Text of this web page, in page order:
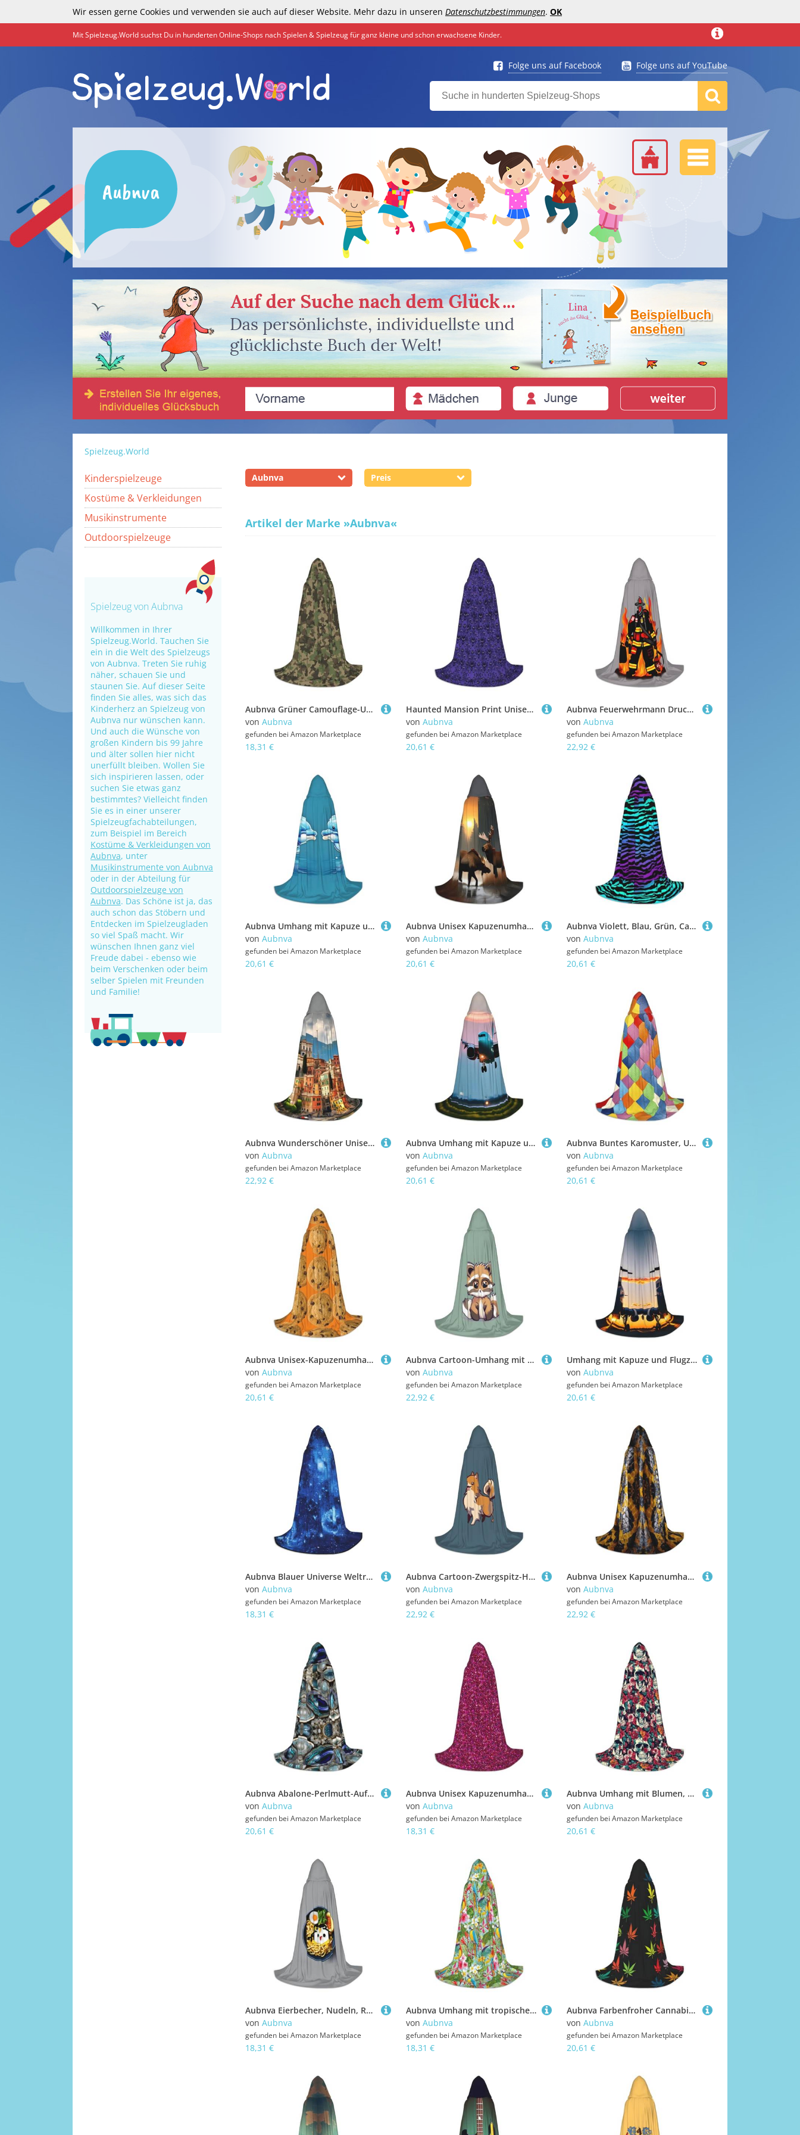
Wir essen gerne Cookies und verwenden sie auch auf dieser Website. Mehr dazu in unseren Datenschutzbestimmungen. OK
Mit Spielzeug.World suchst Du in hunderten Online-Shops nach Spielen & Spielzeug für ganz kleine und schon erwachsene Kinder.
Folge uns auf Facebook Folge uns auf YouTube
Aubnva
Spielzeug.World
Kinderspielzeuge
Kostüme & Verkleidungen
Musikinstrumente
Outdoorspielzeuge
Spielzeug von Aubnva
Willkommen in Ihrer
Spielzeug.World. Tauchen Sie
ein in die Welt des Spielzeugs
von Aubnva. Treten Sie ruhig
näher, schauen Sie und
staunen Sie. Auf dieser Seite
finden Sie alles, was sich das
Kinderherz an Spielzeug von
Aubnva nur wünschen kann.
Und auch die Wünsche von
großen Kindern bis 99 Jahre
und älter sollen hier nicht
unerfüllt bleiben. Wollen Sie
sich inspirieren lassen, oder
suchen Sie etwas ganz
bestimmtes? Vielleicht finden
Sie es in einer unserer
Spielzeugfachabteilungen,
zum Beispiel im Bereich
Kostüme & Verkleidungen von
Aubnva, unter
Musikinstrumente von Aubnva
oder in der Abteilung für
Outdoorspielzeuge von
Aubnva. Das Schöne ist ja, das
auch schon das Stöbern und
Entdecken im Spielzeugladen
so viel Spaß macht. Wir
wünschen Ihnen ganz viel
Freude dabei - ebenso wie
beim Verschenken oder beim
selber Spielen mit Freunden
und Familie!
Aubnva Preis
Artikel der Marke »Aubnva«
Aubnva Grüner Camouflage-Umhang mit Kapuze, Unisex, für Halloween, Cosplay, Karneval, bequem, stilvoll
von Aubnva
gefunden bei Amazon Marketplace
18,31 €
Haunted Mansion Print Unisex Kapuzenumhang Vielfalt Halloween Cosplay Karneval bequem stilvoll Robe
von Aubnva
gefunden bei Amazon Marketplace
20,61 €
Aubnva Feuerwehrmann Druck Unisex Kapuzenumhang Vielzahl Halloween Cosplay Karneval bequem stilvoll Robe
von Aubnva
gefunden bei Amazon Marketplace
22,92 €
Aubnva Umhang mit Kapuze und Delphin Out Of Water, Unisex, für Halloween, Cosplay, Karneval, bequem, stilvoll
von Aubnva
gefunden bei Amazon Marketplace
20,61 €
Aubnva Unisex Kapuzenumhang mit Hirschbär, Elch, verschiedene Designs, Halloween, Cosplay, Karneval, bequem, stilvoll
von Aubnva
gefunden bei Amazon Marketplace
20,61 €
Aubnva Violett, Blau, Grün, Camouflage, Zebrastreifen, Unisex, Kapuzenumhang, verschiedene Anlässe, Halloween, Cosplay, Karneval, bequem, stilvoll
von Aubnva
gefunden bei Amazon Marketplace
20,61 €
Aubnva Wunderschöner Unisex-Kapuzenumhang mit Italien-Druck, verschiedene Halloween-Cosplay-Karnevale, bequeme, stilvolle Robe
von Aubnva
gefunden bei Amazon Marketplace
22,92 €
Aubnva Umhang mit Kapuze und Flugzeug im Abendlichter, Unisex, verschiedene Designs, Halloween, Cosplay, Karneval, bequem, stilvoll
von Aubnva
gefunden bei Amazon Marketplace
20,61 €
Aubnva Buntes Karomuster, Unisex, Kapuzenumhang, vielfältig, Halloween, Cosplay, Karneval, bequem, stilvoll
von Aubnva
gefunden bei Amazon Marketplace
20,61 €
Aubnva Unisex-Kapuzenumhang mit Schokoladenkeks-Aufdruck, vielfältig, Halloween, Cosplay, Karneval, bequem, stilvoll
von Aubnva
gefunden bei Amazon Marketplace
20,61 €
Aubnva Cartoon-Umhang mit süßem Waschbär-Druck, Unisex, mit Kapuze, verschiedene Designs, Halloween, Cosplay, Karneval, bequem, stilvoll
von Aubnva
gefunden bei Amazon Marketplace
22,92 €
Umhang mit Kapuze und Flugzeug-Motiv bei Sonnenuntergang, Unisex, für Halloween, Cosplay, Karneval, bequem, stilvoll
von Aubnva
gefunden bei Amazon Marketplace
20,61 €
Aubnva Blauer Universe Weltraum Galaxie Druck Unisex Kapuzenumhang Vielfalt Halloween Cosplay Karneval Bequem Stilvoll Robe
von Aubnva
gefunden bei Amazon Marketplace
18,31 €
Aubnva Cartoon-Zwergspitz-Hunde-Druck, Unisex, Kapuzenumhang, vielfältig, Halloween, Cosplay, Karneval, bequem, stilvoll
von Aubnva
gefunden bei Amazon Marketplace
22,92 €
Aubnva Unisex Kapuzenumhang mit gelbem Schlangenmuster, verschiedene Anlässe, Halloween, Cosplay, Karneval, bequem, stilvoll
von Aubnva
gefunden bei Amazon Marketplace
22,92 €
Aubnva Abalone-Perlmutt-Aufdruck, Unisex, Kapuzenumhang, vielfältig, Halloween, Cosplay, Karneval, bequem, stilvoll
von Aubnva
gefunden bei Amazon Marketplace
20,61 €
Aubnva Unisex Kapuzenumhang mit Glitzer, verschiedene Designs, Halloween, Cosplay, Karneval, bequem, stilvoll
von Aubnva
gefunden bei Amazon Marketplace
18,31 €
Aubnva Umhang mit Blumen, Totenkopf, Ornamentdruck, Unisex, mit Kapuze, für Halloween, Cosplay, Karneval, bequem, stilvoll
von Aubnva
gefunden bei Amazon Marketplace
20,61 €
Aubnva Eierbecher, Nudeln, Ramen-Druck, Unisex, Kapuzenumhang, verschiedene Anlässe, Halloween, Cosplay, Karneval, bequem, stilvoll
von Aubnva
gefunden bei Amazon Marketplace
18,31 €
Aubnva Umhang mit tropischen Pflanzen und Papageien, Unisex, mit Kapuze, für Halloween, Cosplay, Karneval, bequem, stilvoll
von Aubnva
gefunden bei Amazon Marketplace
18,31 €
Aubnva Farbenfroher Cannabisblätter-Druck, Unisex, Kapuzenumhang, verschiedene Anlässe, Halloween, Cosplay, Karneval, bequem, stilvoll
von Aubnva
gefunden bei Amazon Marketplace
20,61 €